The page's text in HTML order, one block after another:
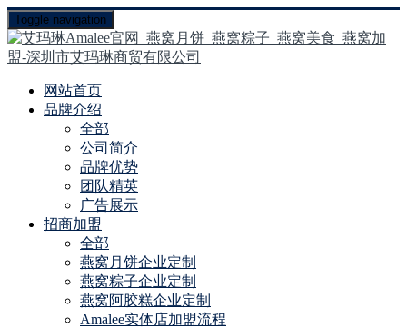
Toggle navigation
网站首页
品牌介绍
全部
公司简介
品牌优势
团队精英
广告展示
招商加盟
全部
燕窝月饼企业定制
燕窝粽子企业定制
燕窝阿胶糕企业定制
Amalee实体店加盟流程